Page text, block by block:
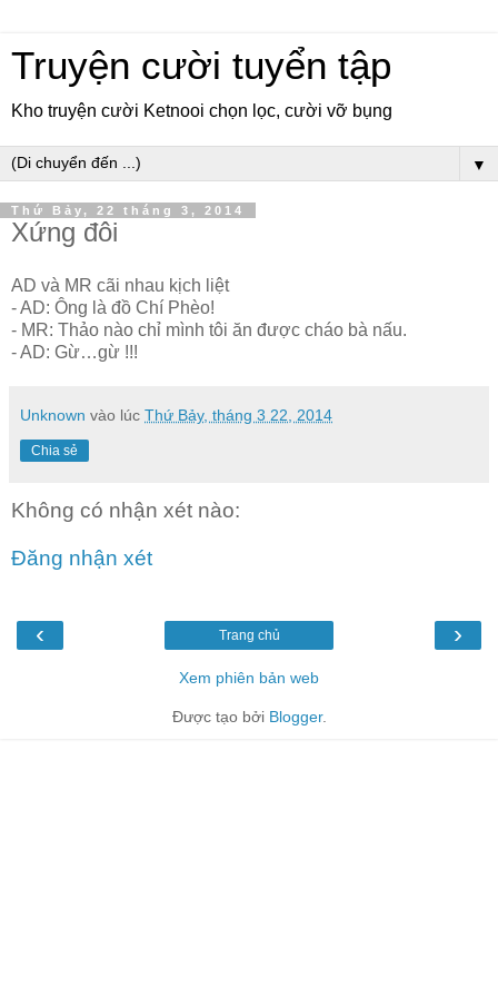
Truyện cười tuyển tập
Kho truyện cười Ketnooi chọn lọc, cười vỡ bụng
▼
Thứ Bảy, 22 tháng 3, 2014
Xứng đôi
AD và MR cãi nhau kịch liệt
- AD: Ông là đồ Chí Phèo!
- MR: Thảo nào chỉ mình tôi ăn được cháo bà nấu.
- AD: Gừ…gừ !!!
Unknown vào lúc Thứ Bảy, tháng 3 22, 2014
Chia sẻ
Không có nhận xét nào:
Đăng nhận xét
‹ ›
Trang chủ
Xem phiên bản web
Được tạo bởi Blogger.